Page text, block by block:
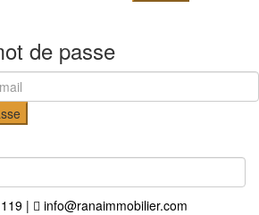
de passe
| info@ranaimmobilier.com